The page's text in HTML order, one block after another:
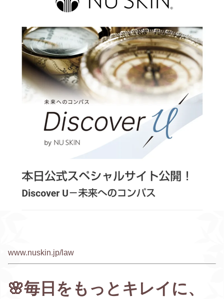
www.nuskin.jp/law
🌸毎日をもっとキレイに、